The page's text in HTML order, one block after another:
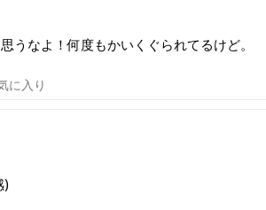
うなよ！何度もかいくぐられてるけど。
に入り
)